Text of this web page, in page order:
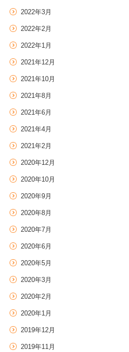
2022年3月
2022年2月
2022年1月
2021年12月
2021年10月
2021年8月
2021年6月
2021年4月
2021年2月
2020年12月
2020年10月
2020年9月
2020年8月
2020年7月
2020年6月
2020年5月
2020年3月
2020年2月
2020年1月
2019年12月
2019年11月